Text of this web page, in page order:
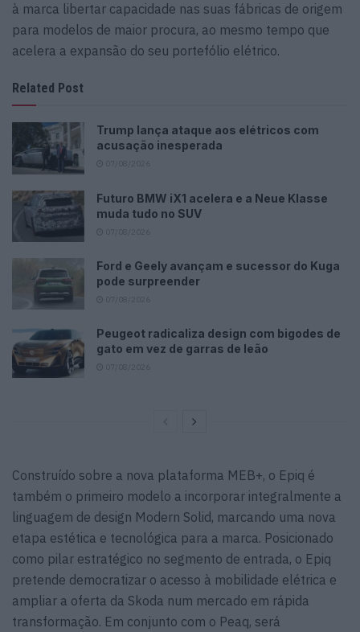
à marca libertar capacidade nas suas fábricas de origem
para modelos de maior procura, ao mesmo tempo que
acelera a expansão do seu portefólio elétrico.
Related Post
Trump lança ataque aos elétricos com
acusação inesperada
Futuro BMW iX1 acelera e a Neue Klasse
muda tudo no SUV
Ford e Geely avançam e sucessor do Kuga
pode surpreender
Peugeot radicaliza design com bigodes de
gato em vez de garras de leão
Construído sobre a nova plataforma MEB+, o Epiq é
também o primeiro modelo a incorporar integralmente a
linguagem de design Modern Solid, marcando uma nova
etapa estética e tecnológica para a marca. Posicionado
como pilar estratégico no segmento de entrada, o Epiq
pretende democratizar o acesso à mobilidade elétrica e
ampliar a oferta da Skoda num mercado em rápida
transformação. Em conjunto com o Peaq, será